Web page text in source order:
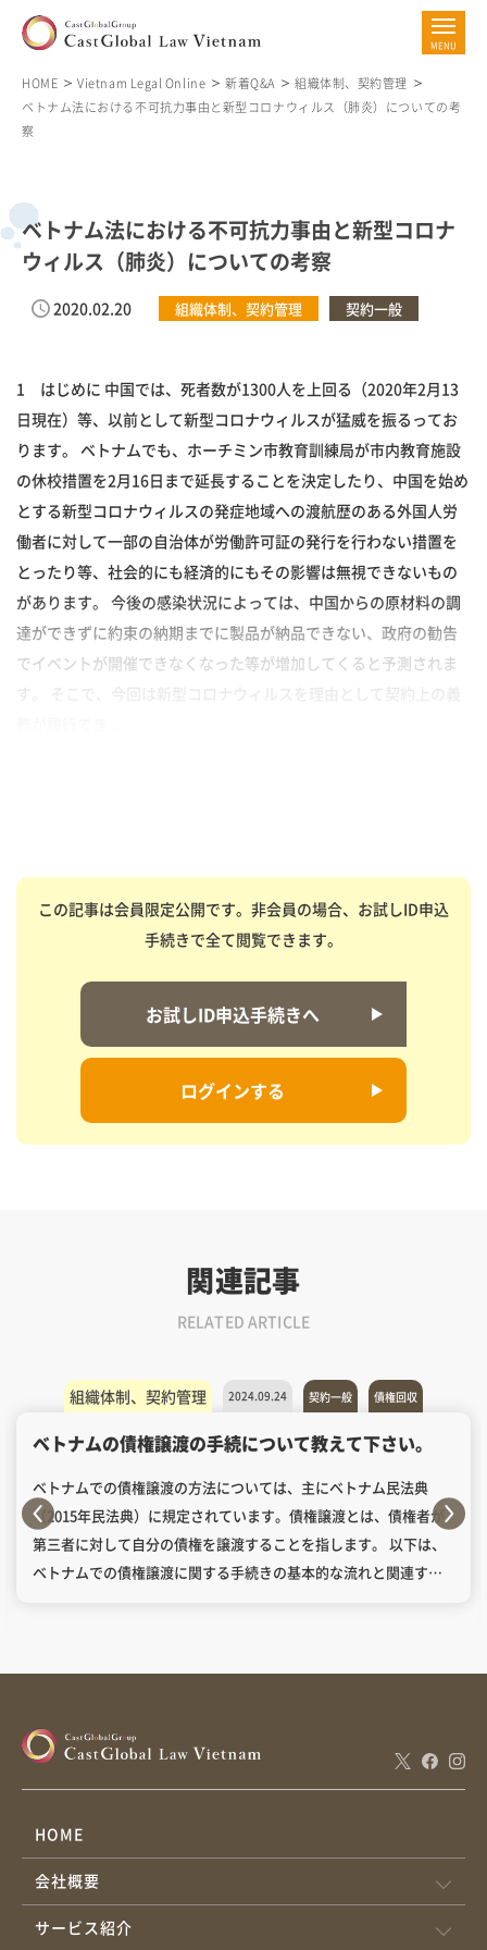
HOME Vietnam Legal Online 新着Q&A
組織体制、契約管理
ベトナム法における不可抗力事由と新型コロナウィルス（肺炎）についての考
察
ベトナム法における不可抗力事由と新型コロナ
ウィルス（肺炎）についての考察
2020.02.20 組織体制、契約管理 契約一般
1 はじめに 中国では、死者数が1300人を上回る（2020年2月13
日現在）等、以前として新型コロナウィルスが猛威を振るってお
ります。 ベトナムでも、ホーチミン市教育訓練局が市内教育施設
の休校措置を2月16日まで延長することを決定したり、中国を始め
とする新型コロナウィルスの発症地域への渡航歴のある外国人労
働者に対して一部の自治体が労働許可証の発行を行わない措置を
とったり等、社会的にも経済的にもその影響は無視できないもの
があります。 今後の感染状況によっては、中国からの原材料の調
達ができずに約束の納期までに製品が納品できない、政府の勧告
でイベントが開催できなくなった等が増加してくると予測されま
この記事は会員限定公開です。非会員の場合、お試しID申込
手続きで全て閲覧できます。
お試しID申込手続きへ
ログインする
関連記事
RELATED ARTICLE
組織体制、契約管理 2024.09.24 契約一般 債権回収
ベトナムの債権譲渡の手続について教えて下さい。
ベトナムでの債権譲渡の方法については、主にベトナム民法典
（2015年民法典）に規定されています。債権譲渡とは、債権者が
第三者に対して自分の債権を譲渡することを指します。 以下は、
ベトナムでの債権譲渡に関する手続きの基本的な流れと関連する
行う場合、以下のステップを踏む必要があります。 譲渡契約の締
結：債権者（譲渡人）と第三者（譲受人）の間で、譲渡契約を締
ます。 債務者への通知：債権が譲渡された場合、債権者は債務者
に対して債権の譲渡を通知する義務があります。債務者がこの通
知を受け取るまで、譲受人は債務者に対して支払いを請求するこ
とができません（第370条）。 譲渡の効力発生：債務者への通知が
完了すると、譲渡の効力が発生します。債務者は譲渡が行われた
HOME
会社概要
サービス紹介